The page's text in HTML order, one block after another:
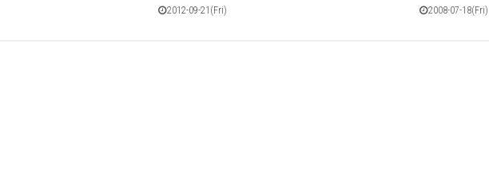
2012-09-21(Fri) 2008-07-18(Fri)